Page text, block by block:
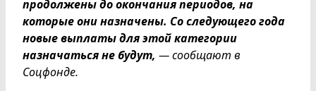
продолжены до окончания периодов, на
которые они назначены. Со следующего года
новые выплаты для этой категории
назначаться не будут, — сообщают в
Соцфонде.